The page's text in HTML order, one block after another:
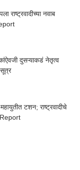
नवाब
दुसऱ्याकडं नेतृत्व
टशन; राष्ट्रवादीचे